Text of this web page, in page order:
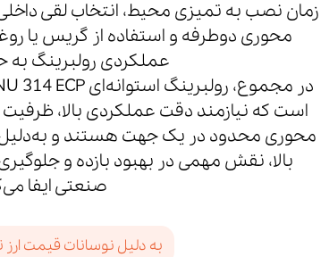
زمان نصب به تمیزی محیط، انتخاب لقی
محوری دوطرفه و استفاده از گریس یا
عملکردی رولبرینگ به
است که نیازمند دقت عملکردی بالا،
محوری محدود در یک جهت هستند و
بالا، نقش مهمی در بهبود بازده و
صنعتی ایفا
به دلیل نوسانات قیمت